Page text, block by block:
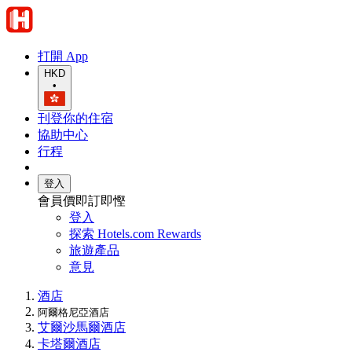
打開 App
HKD
•
刊登你的住宿
協助中心
行程
登入
會員價即訂即慳
登入
探索 Hotels.com Rewards
旅遊產品
意見
酒店
阿爾格尼亞酒店
艾爾沙馬爾酒店
卡塔爾酒店